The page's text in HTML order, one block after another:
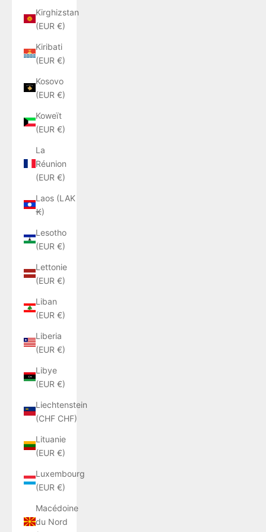
Kirghizstan
(EUR €)
Kiribati
(EUR €)
Kosovo
(EUR €)
Koweït
(EUR €)
La
Réunion
(EUR €)
Laos (LAK
₭)
Lesotho
(EUR €)
Lettonie
(EUR €)
Liban
(EUR €)
Liberia
(EUR €)
Libye
(EUR €)
Liechtenstein
(CHF CHF)
Lituanie
(EUR €)
Luxembourg
(EUR €)
Macédoine
du Nord